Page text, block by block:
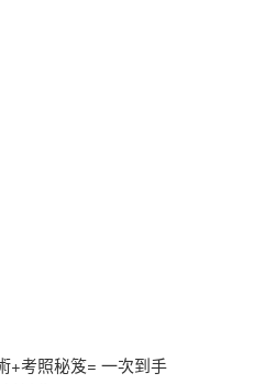
+考照秘笈= 一次到手